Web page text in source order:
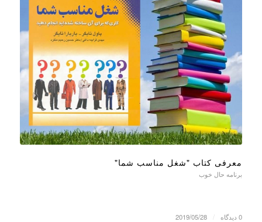
معرفی کتاب "شغل مناسب شما"
برنامه حال خوب
0 دیدگاه 2019/05/28